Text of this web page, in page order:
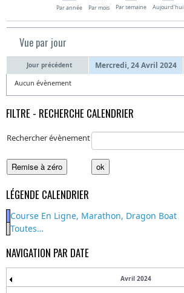
Par année Par mois Par semaine Aujourd'hui
Vue par jour
Jour précédent Mercredi, 24 Avril 2024
Aucun évènement
FILTRE - RECHERCHE CALENDRIER
Rechercher évènement
LÉGENDE CALENDRIER
Course En Ligne, Marathon, Dragon Boat
Toutes…
NAVIGATION PAR DATE
Avril 2024